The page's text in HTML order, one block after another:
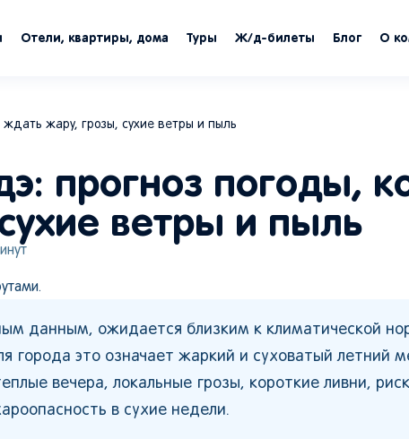
Отели, квартиры, дома Туры Ж/д-билеты Блог О
жару, грозы, сухие ветры и пыль
прогноз погоды,
ветры и пыль
данным, ожидается близким к климатической
города это означает жаркий и суховатый летний
вечера, локальные грозы, короткие ливни,
в сухие недели.